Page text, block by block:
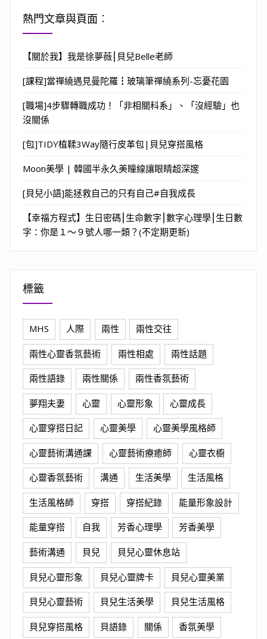
熱門文章與頁面︰
【關於我】我是徐夢薇⎮貝兒Belle老師
[課程]當禪繞遇見曼陀羅┇玻璃筆禪繞系列-忘憂花園
[職場]4步驟轉職成功！「非相關科系」、「沒經驗」也
沒關係
[包]TIDY植鞣3Way隨行皮革包|貝兒穿搭風格
Moon美學 | 韓國半永久美瞳線讓眼睛超深邃
[貝兒小語]能拯救自己的只有自己#自我成長
【幸福方程式】生日密碼⎮生命數字⎮數字心理學⎮生日數
字：你是１～９號人哪一類？(不定期更新)
標籤
MHS 人際 兩性 兩性交往
兩性心靈香氛藝術 兩性相處 兩性話題
兩性語錄 兩性關係 兩性香氛藝術
夢翔夫妻 心靈 心靈形象 心靈成長
心靈穿搭日記 心靈美學 心靈美學風格師
心靈藝術溝通課 心靈藝術療癒師 心靈衣櫥
心靈香氛藝術 溝通 生活美學 生活風格
生活風格師 穿搭 穿搭紀錄 能量形象設計
能量穿搭 自我 芳香心理學 芳香美學
藝術溝通 貝兒 貝兒心靈休息站
貝兒心靈形象 貝兒心靈牌卡 貝兒心靈美業
貝兒心靈藝術 貝兒生活美學 貝兒生活風格
貝兒穿搭風格 貝語錄 關係 香氛美學